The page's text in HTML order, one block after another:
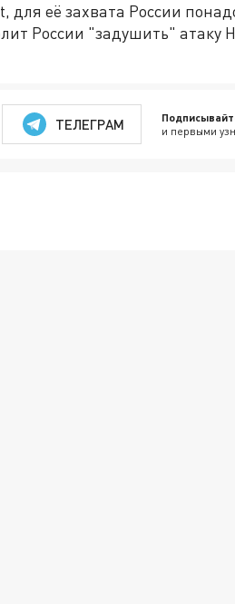
для её захвата России
России "задушить" атаку
ТЕЛЕГРАМ и первыми